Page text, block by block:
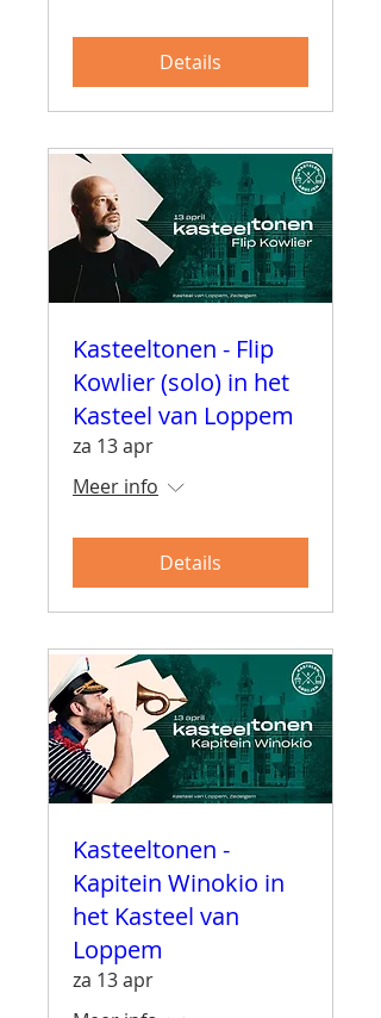
Details
Kasteeltonen - Flip
Kowlier (solo) in het
Kasteel van Loppem
za 13 apr
Meer info
Details
Kasteeltonen -
Kapitein Winokio in
het Kasteel van
Loppem
za 13 apr